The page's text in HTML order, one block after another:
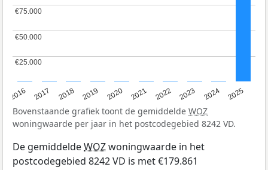
2016 2017 2018 2019 2020 2021 2022 2023 2024 2025
€25.000
€25.000
€50.000
€50.000
€75.000
€75.000
Bovenstaande grafiek toont de gemiddelde WOZ
woningwaarde per jaar in het postcodegebied 8242 VD.
De gemiddeldeWOZwoningwaarde in het
postcodegebied 8242 VD is met €179.861